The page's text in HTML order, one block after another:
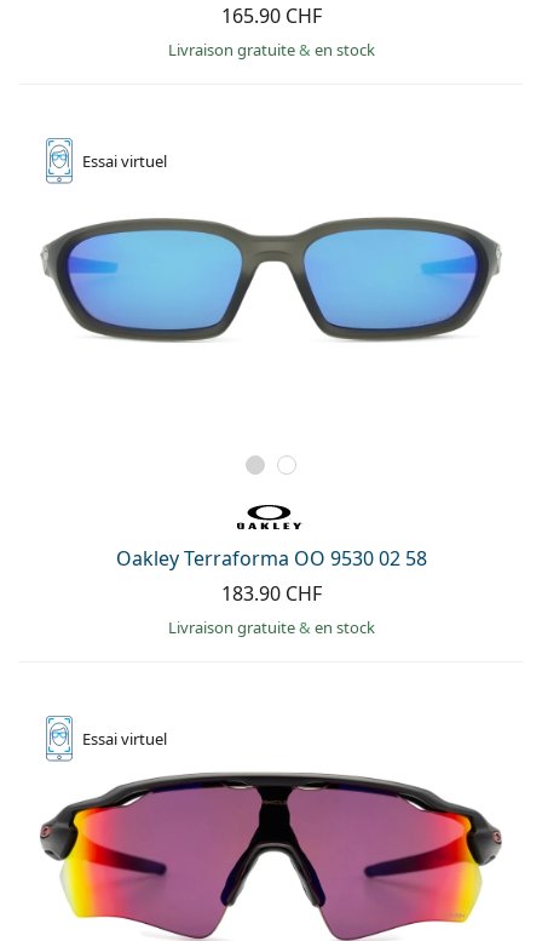
165.90 CHF
Livraison gratuite& en stock
Essaivirtuel
Oakley Terraforma OO 9530 02 58
183.90 CHF
Livraison gratuite& en stock
Essaivirtuel